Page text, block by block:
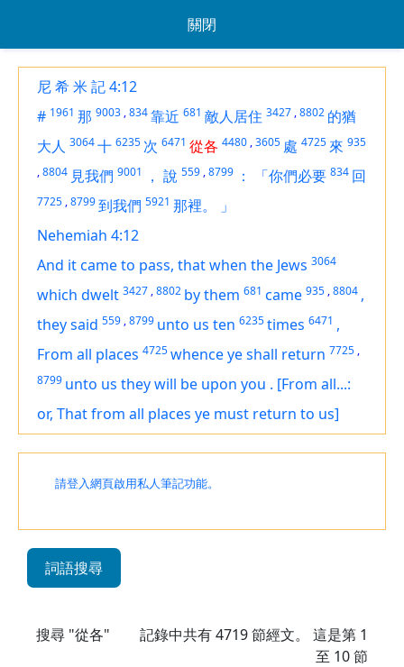
關閉
尼 希 米 記 4:12
# 1961 那 9003 ,834靠近 681 敵人居住 3427 ,8802 的猶
大人 3064十 6235 次 6471 從各 4480 ,3605 處 4725 來 935
,8804 見我們 9001 ， 說 559 ,8799 ： 「你們必要 834 回
7725 ,8799到我們 5921 那裡。
」
Nehemiah 4:12
And it came to pass, that when the Jews 3064
which dwelt 3427 ,8802 by them 681 came 935 ,8804 ,
they said 559 ,8799 unto us ten 6235times 6471 ,
From all places 4725whence ye shall return 7725 ,
8799 unto us they will be upon you . [From all...:
or, That from all places ye must return to us]
請登入網頁啟用私人筆記功能。
詞語搜尋
搜尋 "從各" 記錄中共有4719節經文。 這是第 1
至 10 節